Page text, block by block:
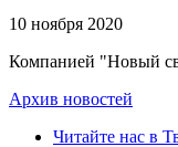
10 ноября 2020
Компанией "Новый
Архив новостей
Читайте нас в